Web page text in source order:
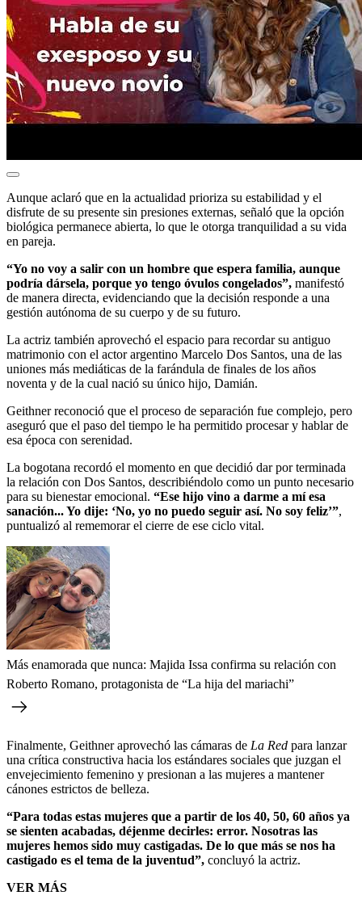
Aunque aclaró que en la actualidad prioriza su estabilidad y el
disfrute de su presente sin presiones externas, señaló que la opción
biológica permanece abierta, lo que le otorga tranquilidad a su vida
en pareja.
“Yo no voy a salir con un hombre que espera familia, aunque
podría dársela, porque yo tengo óvulos congelados”, manifestó
de manera directa, evidenciando que la decisión responde a una
gestión autónoma de su cuerpo y de su futuro.
La actriz también aprovechó el espacio para recordar su antiguo
matrimonio con el actor argentino Marcelo Dos Santos, una de las
uniones más mediáticas de la farándula de finales de los años
noventa y de la cual nació su único hijo, Damián.
Geithner reconoció que el proceso de separación fue complejo, pero
aseguró que el paso del tiempo le ha permitido procesar y hablar de
esa época con serenidad.
La bogotana recordó el momento en que decidió dar por terminada
la relación con Dos Santos, describiéndolo como un punto necesario
para su bienestar emocional. “Ese hijo vino a darme a mí esa
sanación... Yo dije: ‘No, yo no puedo seguir así. No soy feliz’”,
puntualizó al rememorar el cierre de ese ciclo vital.
Más enamorada que nunca: Majida Issa confirma su relación con
Roberto Romano, protagonista de “La hija del mariachi”
Finalmente, Geithner aprovechó las cámaras de La Red para lanzar
una crítica constructiva hacia los estándares sociales que juzgan el
envejecimiento femenino y presionan a las mujeres a mantener
cánones estrictos de belleza.
“Para todas estas mujeres que a partir de los 40, 50, 60 años ya
se sienten acabadas, déjenme decirles: error. Nosotras las
mujeres hemos sido muy castigadas. De lo que más se nos ha
castigado es el tema de la juventud”, concluyó la actriz.
VER MÁS